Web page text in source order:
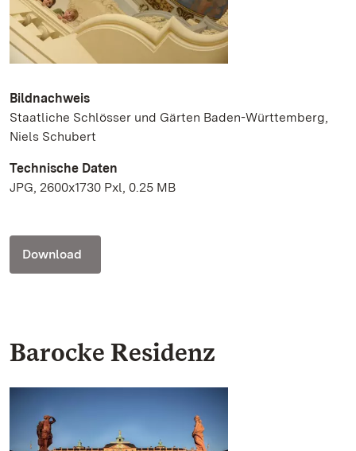
Bildnachweis
Staatliche Schlösser und Gärten Baden-Württemberg,
Niels Schubert
Technische Daten
JPG, 2600x1730 Pxl, 0.25 MB
Download
Barocke Residenz